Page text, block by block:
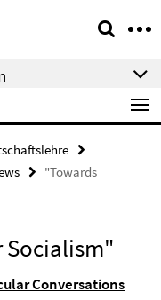
"Towards
Socialism"
Conversations